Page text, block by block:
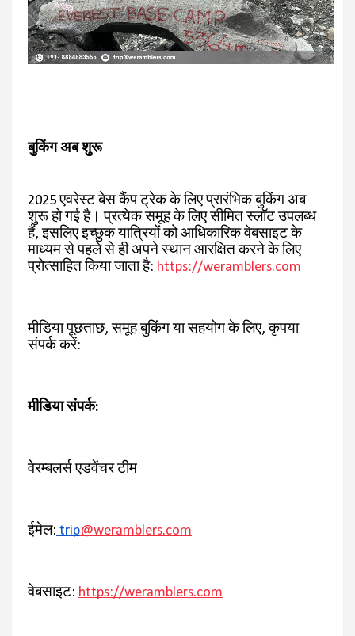
बुकिंग अब शुरू
2025 एवरेस्ट बेस कैंप ट्रेक के लिए प्रारंभिक बुकिंग अब
शुरू हो गई है। प्रत्येक समूह के लिए सीमित स्लॉट उपलब्ध
हैं, इसलिए इच्छुक यात्रियों को आधिकारिक वेबसाइट के
माध्यम से पहले से ही अपने स्थान आरक्षित करने के लिए
प्रोत्साहित किया जाता है: https://weramblers.com
मीडिया पूछताछ, समूह बुकिंग या सहयोग के लिए, कृपया
संपर्क करें:
मीडिया संपर्क:
वेरम्बलर्स एडवेंचर टीम
ईमेल: trip@weramblers.com
वेबसाइट: https://weramblers.com